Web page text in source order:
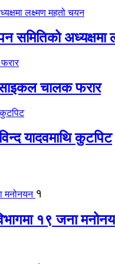
समितिको
चालक फरार
यादवमाथि कुटपिट
१
१९ जना